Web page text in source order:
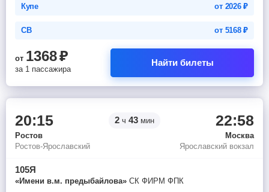
Купе от 2026₽
СВ от 5168₽
от 1368₽
за 1 пассажира
Найти билеты
20:15 2 ч 43 мин 22:58
Ростов
Москва
Ростов-Ярославский
Ярославский вокзал
105Я
«Имени в.м. предыбайлова» СК ФИРМ ФПК